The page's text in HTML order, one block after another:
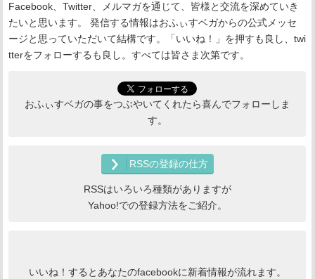
Facebook、Twitter、メルマガを通じて、皆様と交流を深めていき
たいと思います。 発信する情報はおふぃすベガからの公式メッセ
ージと思っていただいて結構です。「いいね！」を押すも良し、twi
tterをフォローするも良し。すべては皆さま次第です。
おふぃすベガの事をつぶやいてくれたら喜んでフォローしま
す。
RSSの登録の仕方
RSSはいろいろ種類がありますが
Yahoo!での登録方法をご紹介。
いいね！するとあなたのfacebookに新着情報が流れます。